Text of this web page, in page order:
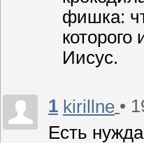
фишка:
Иисус.
1 kirillne •
Есть